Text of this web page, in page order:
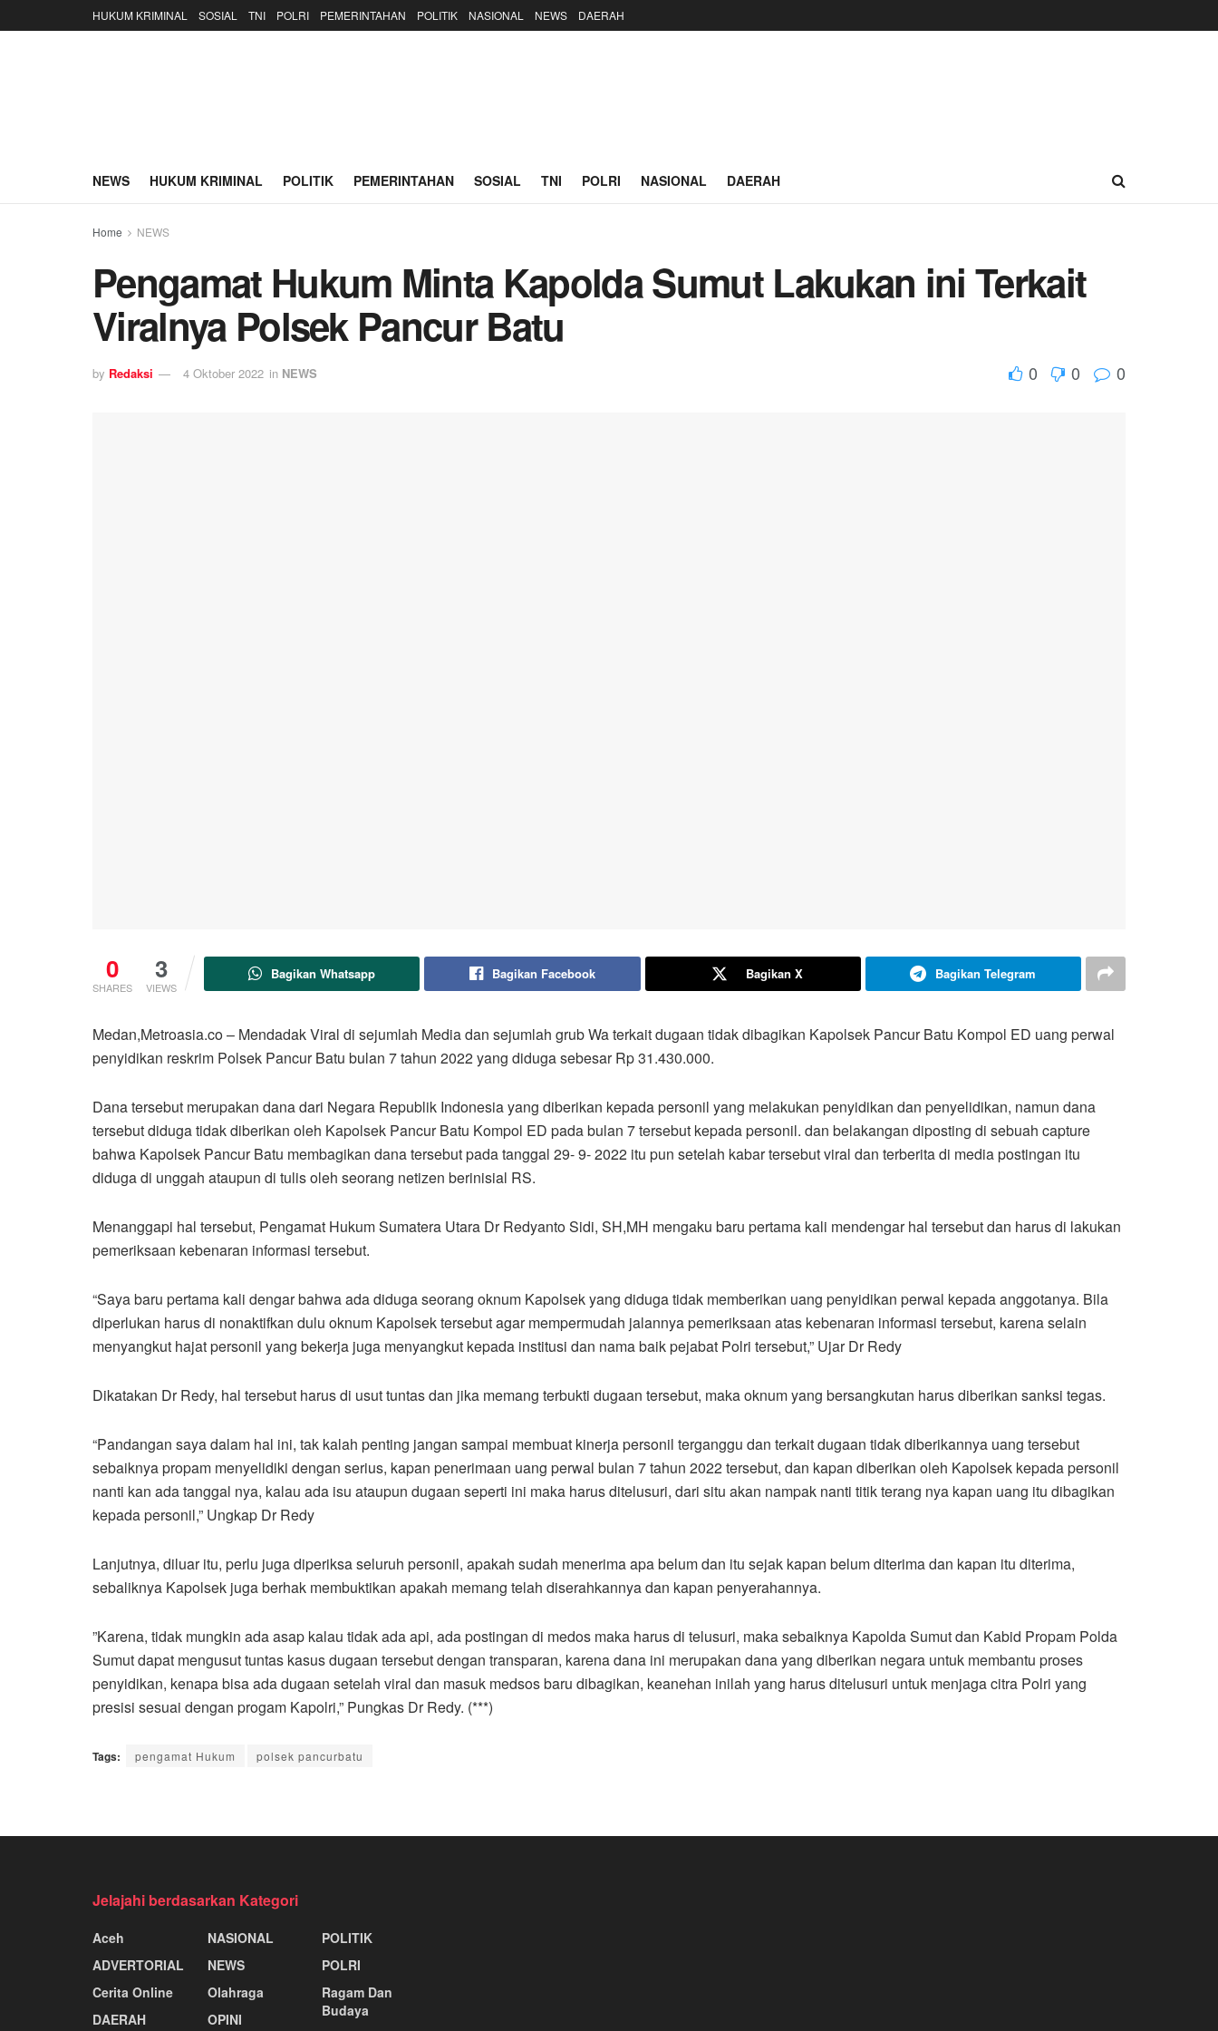
HUKUM KRIMINAL SOSIAL TNI POLRI PEMERINTAHAN POLITIK NASIONAL NEWS DAERAH
NEWS HUKUM KRIMINAL POLITIK PEMERINTAHAN SOSIAL TNI POLRI NASIONAL DAERAH
Home NEWS
Pengamat Hukum Minta Kapolda Sumut Lakukan ini Terkait
Viralnya Polsek Pancur Batu
by Redaksi 4 Oktober 2022 in NEWS 0 0 0
0
SHARES
3
VIEWS
Bagikan Whatsapp Bagikan Facebook Bagikan X Bagikan Telegram
Medan,Metroasia.co – Mendadak Viral di sejumlah Media dan sejumlah grub Wa terkait dugaan tidak dibagikan Kapolsek Pancur Batu Kompol ED uang perwal
penyidikan reskrim Polsek Pancur Batu bulan 7 tahun 2022 yang diduga sebesar Rp 31.430.000.
Dana tersebut merupakan dana dari Negara Republik Indonesia yang diberikan kepada personil yang melakukan penyidikan dan penyelidikan, namun dana
tersebut diduga tidak diberikan oleh Kapolsek Pancur Batu Kompol ED pada bulan 7 tersebut kepada personil. dan belakangan diposting di sebuah capture
bahwa Kapolsek Pancur Batu membagikan dana tersebut pada tanggal 29- 9- 2022 itu pun setelah kabar tersebut viral dan terberita di media postingan itu
diduga di unggah ataupun di tulis oleh seorang netizen berinisial RS.
Menanggapi hal tersebut, Pengamat Hukum Sumatera Utara Dr Redyanto Sidi, SH,MH mengaku baru pertama kali mendengar hal tersebut dan harus di lakukan
pemeriksaan kebenaran informasi tersebut.
“Saya baru pertama kali dengar bahwa ada diduga seorang oknum Kapolsek yang diduga tidak memberikan uang penyidikan perwal kepada anggotanya. Bila
diperlukan harus di nonaktifkan dulu oknum Kapolsek tersebut agar mempermudah jalannya pemeriksaan atas kebenaran informasi tersebut, karena selain
menyangkut hajat personil yang bekerja juga menyangkut kepada institusi dan nama baik pejabat Polri tersebut,” Ujar Dr Redy
Dikatakan Dr Redy, hal tersebut harus di usut tuntas dan jika memang terbukti dugaan tersebut, maka oknum yang bersangkutan harus diberikan sanksi tegas.
“Pandangan saya dalam hal ini, tak kalah penting jangan sampai membuat kinerja personil terganggu dan terkait dugaan tidak diberikannya uang tersebut
sebaiknya propam menyelidiki dengan serius, kapan penerimaan uang perwal bulan 7 tahun 2022 tersebut, dan kapan diberikan oleh Kapolsek kepada personil
nanti kan ada tanggal nya, kalau ada isu ataupun dugaan seperti ini maka harus ditelusuri, dari situ akan nampak nanti titik terang nya kapan uang itu dibagikan
kepada personil,” Ungkap Dr Redy
Lanjutnya, diluar itu, perlu juga diperiksa seluruh personil, apakah sudah menerima apa belum dan itu sejak kapan belum diterima dan kapan itu diterima,
sebaliknya Kapolsek juga berhak membuktikan apakah memang telah diserahkannya dan kapan penyerahannya.
”Karena, tidak mungkin ada asap kalau tidak ada api, ada postingan di medos maka harus di telusuri, maka sebaiknya Kapolda Sumut dan Kabid Propam Polda
Sumut dapat mengusut tuntas kasus dugaan tersebut dengan transparan, karena dana ini merupakan dana yang diberikan negara untuk membantu proses
penyidikan, kenapa bisa ada dugaan setelah viral dan masuk medsos baru dibagikan, keanehan inilah yang harus ditelusuri untuk menjaga citra Polri yang
presisi sesuai dengan progam Kapolri,” Pungkas Dr Redy. (***)
Tags: pengamat Hukum polsek pancurbatu
Jelajahi berdasarkan Kategori
Aceh
ADVERTORIAL
Cerita Online
DAERAH
NASIONAL
NEWS
Olahraga
OPINI
POLITIK
POLRI
Ragam Dan
Budaya